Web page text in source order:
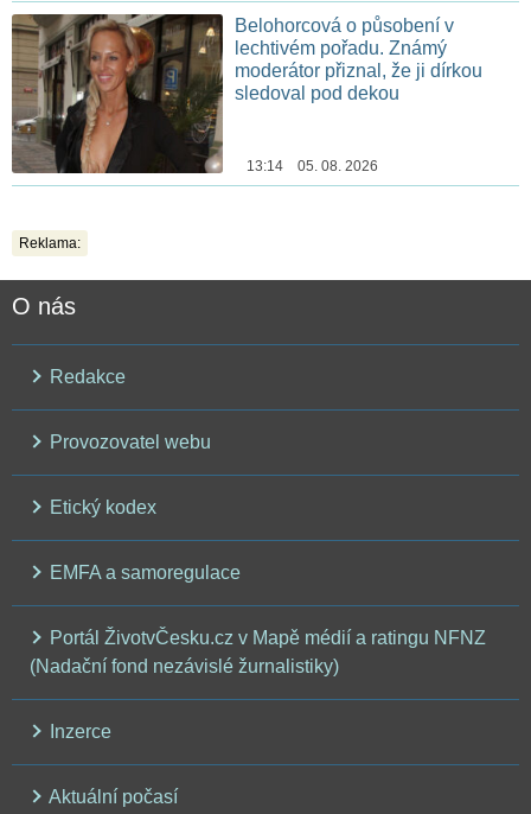
Belohorcová o působení v
lechtivém pořadu. Známý
moderátor přiznal, že ji dírkou
sledoval pod dekou
13:14 05. 08. 2026
Reklama:
O nás
Redakce
Provozovatel webu
Etický kodex
EMFA a samoregulace
Portál ŽivotvČesku.cz v Mapě médií a ratingu NFNZ
(Nadační fond nezávislé žurnalistiky)
Inzerce
Aktuální počasí